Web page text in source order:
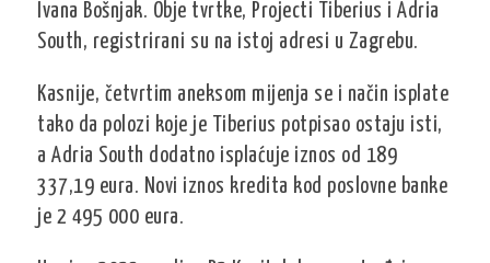
Ivana Bošnjak. Obje tvrtke, Projecti Tiberius i Adria
South, registrirani su na istoj adresi u Zagrebu.
Kasnije, četvrtim aneksom mijenja se i način isplate
tako da polozi koje je Tiberius potpisao ostaju isti,
a Adria South dodatno isplaćuje iznos od 189
337,19 eura. Novi iznos kredita kod poslovne banke
je 2 495 000 eura.